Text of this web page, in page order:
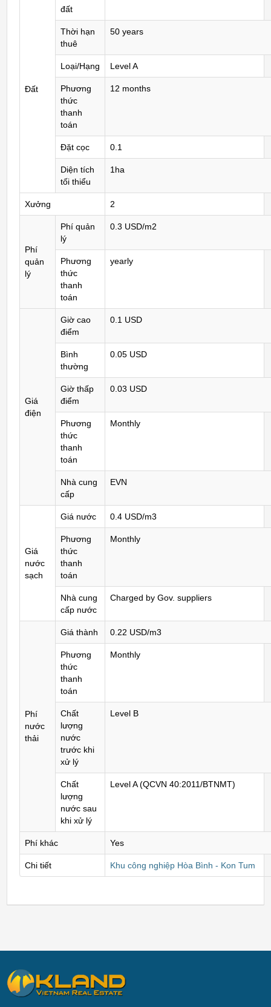
Đất
đất
Thời hạn
thuê
50 years
Loại/Hạng Level A
Phương
thức
thanh
toán
12 months
Đặt cọc 0.1
Diện tích
tối thiểu
1ha
Xưởng 2
Phí
quản
lý
Phí quản
lý
0.3 USD/m2
Phương
thức
thanh
toán
yearly
Giá
điện
Giờ cao
điểm
0.1 USD
Bình
thường
0.05 USD
Giờ thấp
điểm
0.03 USD
Phương
thức
thanh
toán
Monthly
Nhà cung
cấp
EVN
Giá
nước
sạch
Giá nước 0.4 USD/m3
Phương
thức
thanh
toán
Monthly
Nhà cung
cấp nước
Charged by Gov. suppliers
Phí
nước
thải
Giá thành 0.22 USD/m3
Phương
thức
thanh
toán
Monthly
Chất
lượng
nước
trước khi
xử lý
Level B
Chất
lượng
nước sau
khi xử lý
Level A (QCVN 40:2011/BTNMT)
Phí khác Yes
Chi tiết Khu công nghiệp Hòa Bình - Kon Tum